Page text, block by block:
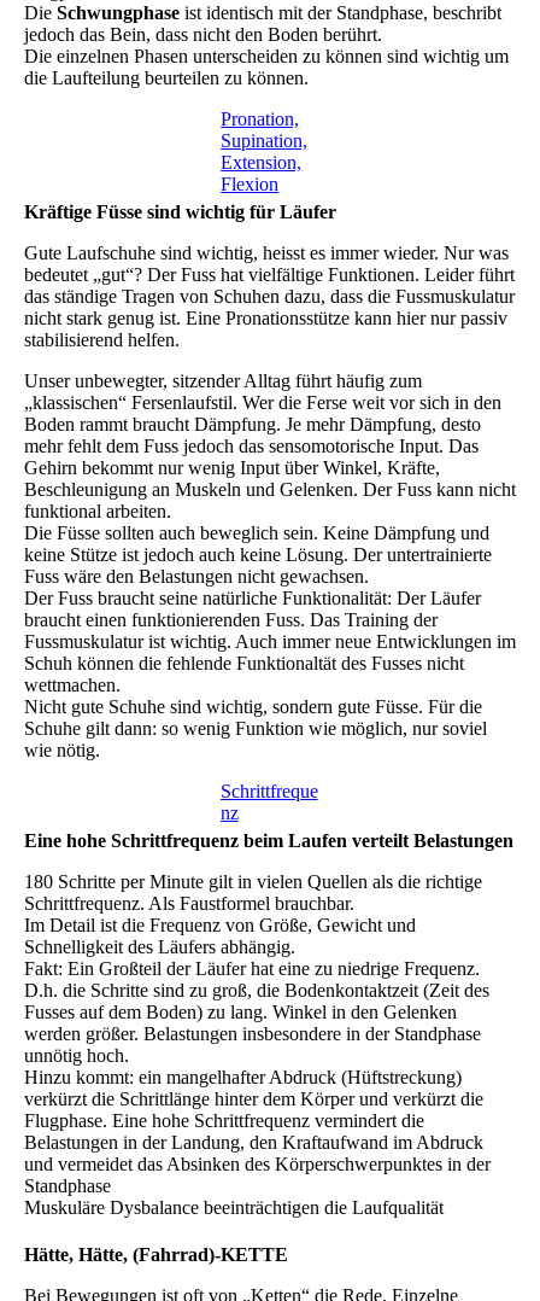
Die Schwungphase ist identisch mit der Standphase, beschribt
jedoch das Bein, dass nicht den Boden berührt.
Die einzelnen Phasen unterscheiden zu können sind wichtig um
die Laufteilung beurteilen zu können.
Pronation,
Supination,
Extension,
Flexion
Kräftige Füsse sind wichtig für Läufer
Gute Laufschuhe sind wichtig, heisst es immer wieder. Nur was
bedeutet „gut“? Der Fuss hat vielfältige Funktionen. Leider führt
das ständige Tragen von Schuhen dazu, dass die Fussmuskulatur
nicht stark genug ist. Eine Pronationsstütze kann hier nur passiv
stabilisierend helfen.
Unser unbewegter, sitzender Alltag führt häufig zum
„klassischen“ Fersenlaufstil. Wer die Ferse weit vor sich in den
Boden rammt braucht Dämpfung. Je mehr Dämpfung, desto
mehr fehlt dem Fuss jedoch das sensomotorische Input. Das
Gehirn bekommt nur wenig Input über Winkel, Kräfte,
Beschleunigung an Muskeln und Gelenken. Der Fuss kann nicht
funktional arbeiten.
Die Füsse sollten auch beweglich sein. Keine Dämpfung und
keine Stütze ist jedoch auch keine Lösung. Der untertrainierte
Fuss wäre den Belastungen nicht gewachsen.
Der Fuss braucht seine natürliche Funktionalität: Der Läufer
braucht einen funktionierenden Fuss. Das Training der
Fussmuskulatur ist wichtig. Auch immer neue Entwicklungen im
Schuh können die fehlende Funktionaltät des Fusses nicht
wettmachen.
Nicht gute Schuhe sind wichtig, sondern gute Füsse. Für die
Schuhe gilt dann: so wenig Funktion wie möglich, nur soviel
wie nötig.
Schrittfreque
nz
Eine hohe Schrittfrequenz beim Laufen verteilt Belastungen
180 Schritte per Minute gilt in vielen Quellen als die richtige
Schrittfrequenz. Als Faustformel brauchbar.
Im Detail ist die Frequenz von Größe, Gewicht und
Schnelligkeit des Läufers abhängig.
Fakt: Ein Großteil der Läufer hat eine zu niedrige Frequenz.
D.h. die Schritte sind zu groß, die Bodenkontaktzeit (Zeit des
Fusses auf dem Boden) zu lang. Winkel in den Gelenken
werden größer. Belastungen insbesondere in der Standphase
unnötig hoch.
Hinzu kommt: ein mangelhafter Abdruck (Hüftstreckung)
verkürzt die Schrittlänge hinter dem Körper und verkürzt die
Flugphase. Eine hohe Schrittfrequenz vermindert die
Belastungen in der Landung, den Kraftaufwand im Abdruck
und vermeidet das Absinken des Körperschwerpunktes in der
Standphase
Muskuläre Dysbalance beeinträchtigen die Laufqualität
Hätte, Hätte, (Fahrrad)-KETTE
Bei Bewegungen ist oft von „Ketten“ die Rede. Einzelne